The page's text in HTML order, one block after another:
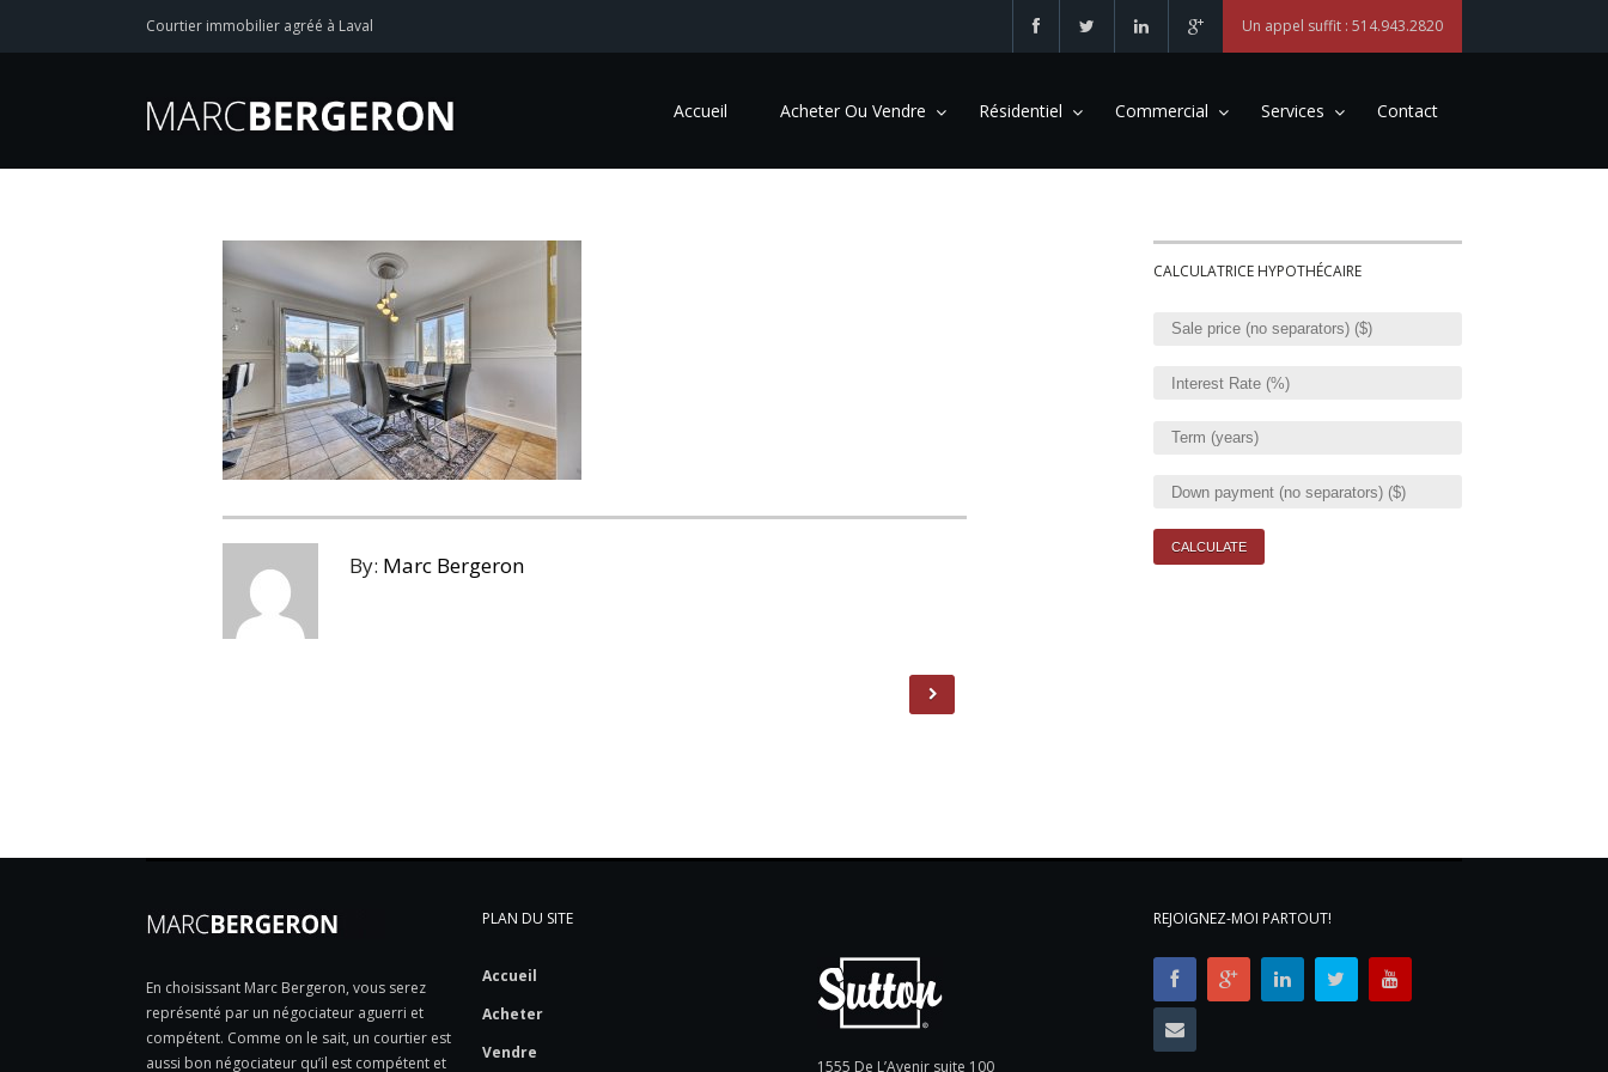
Courtier immobilier agréé à Laval Un appel suffit : 514.943.2820
Accueil Acheter Ou Vendre Résidentiel Commercial Services Contact
By: Marc Bergeron
CALCULATRICE HYPOTHÉCAIRE
En choisissant Marc Bergeron, vous serez
représenté par un négociateur aguerri et
compétent. Comme on le sait, un courtier est
aussi bon négociateur qu’il est compétent et
PLAN DU SITE
Accueil
Acheter
Vendre
1555 De L’Avenir suite 100
REJOIGNEZ-MOI PARTOUT!